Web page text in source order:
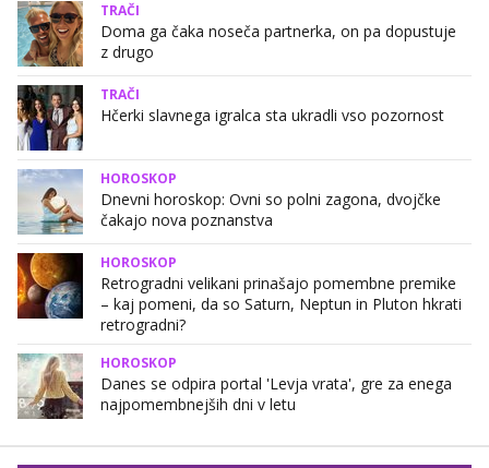
TRAČI
Doma ga čaka noseča partnerka, on pa dopustuje
z drugo
TRAČI
Hčerki slavnega igralca sta ukradli vso pozornost
HOROSKOP
Dnevni horoskop: Ovni so polni zagona, dvojčke
čakajo nova poznanstva
HOROSKOP
Retrogradni velikani prinašajo pomembne premike
– kaj pomeni, da so Saturn, Neptun in Pluton hkrati
retrogradni?
HOROSKOP
Danes se odpira portal 'Levja vrata', gre za enega
najpomembnejših dni v letu